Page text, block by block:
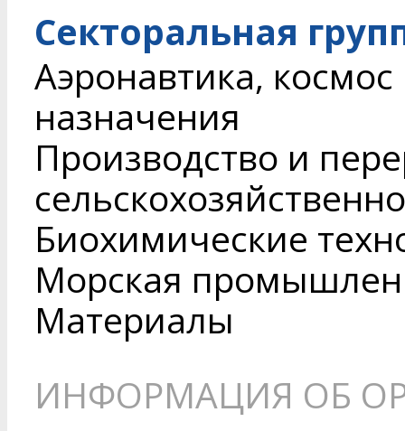
Секторальная
Аэронавтика,
назначения
Производство и
Биохимические
Морская
Материалы
ИНФОРМАЦИЯ ОБ